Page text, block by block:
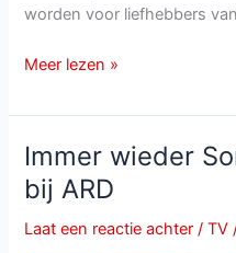
worden voor liefhebbers
Immer
sonntags
op
14
juni:
muziek,
Meer lezen »
Immer wieder
bij ARD
Laat een reactie achter /TV